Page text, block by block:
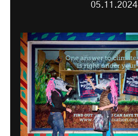
05.11.2024